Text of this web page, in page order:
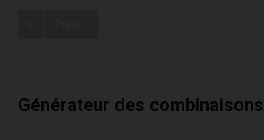
Générateur des combinaisons